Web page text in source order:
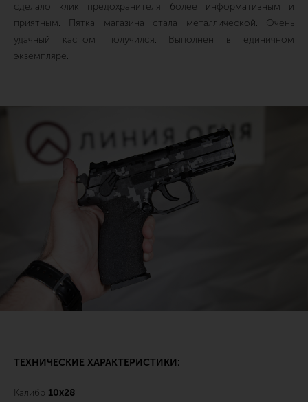
сделало клик предохранителя более информативным и
приятным. Пятка магазина стала металлической. Очень
удачный кастом получился. Выполнен в единичном
экземпляре.
ТЕХНИЧЕСКИЕ ХАРАКТЕРИСТИКИ:
Калибр 10х28